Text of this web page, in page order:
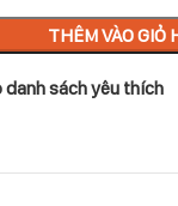
THÊM VÀO GIỎ
danh sách yêu thích